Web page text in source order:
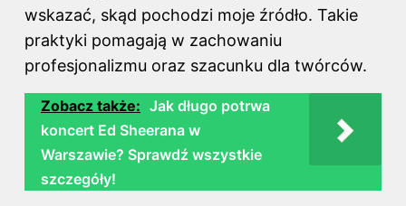
wskazać, skąd pochodzi moje źródło. Takie
praktyki pomagają w zachowaniu
profesjonalizmu oraz szacunku dla twórców.
Zobacz także: Jak długo potrwa
koncert Ed Sheerana w
Warszawie? Sprawdź wszystkie
szczegóły!